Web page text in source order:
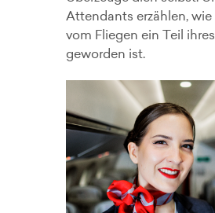
Attendants erzählen, wie
vom Fliegen ein Teil
geworden ist.